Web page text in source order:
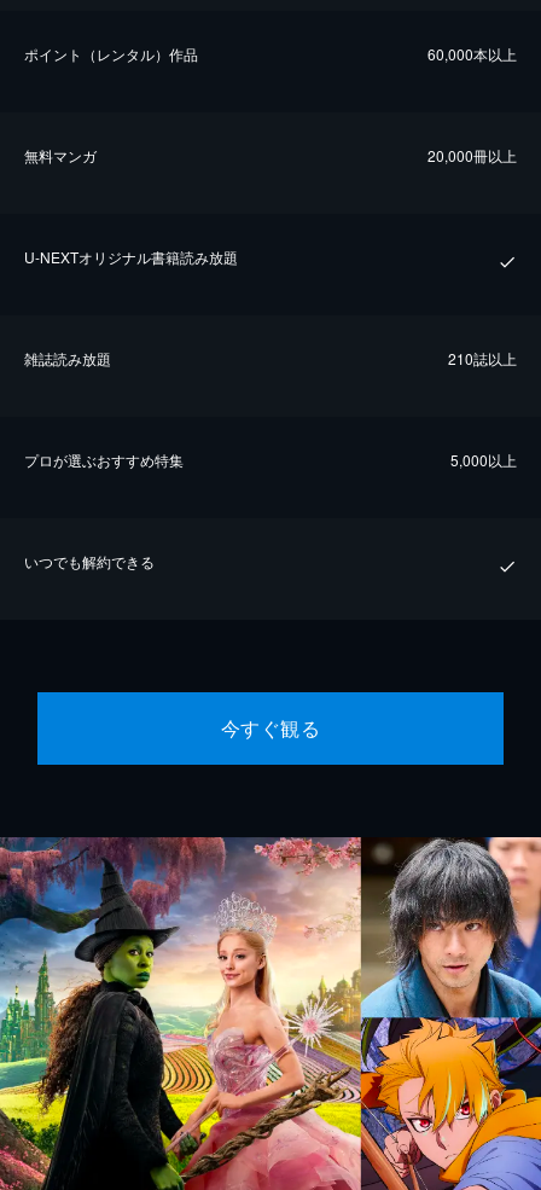
ポイント（レンタル）作品 60,000本以上
無料マンガ 20,000冊以上
U-NEXTオリジナル書籍読み放題
雑誌読み放題 210誌以上
プロが選ぶおすすめ特集 5,000以上
いつでも解約できる
今すぐ観る